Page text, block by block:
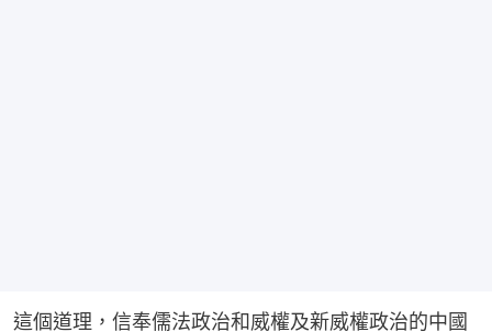
這個道理，信奉儒法政治和威權及新威權政治的中國